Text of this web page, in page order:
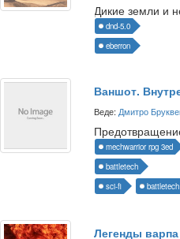
dnd-5.0
eberron
Ваншот.
Веде: Дмитро
mechwarrior rpg 3ed
battletech
sci-fi
battletech
Легенды